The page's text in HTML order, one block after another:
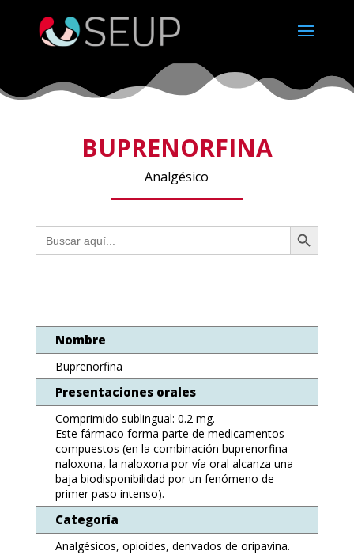
BUPRENORFINA
Analgésico
Buscar: Botón de búsqueda
Nombre
Buprenorfina
Presentaciones orales
Comprimido sublingual: 0.2 mg.
Este fármaco forma parte de medicamentos
compuestos (en la combinación buprenorfina-
naloxona, la naloxona por vía oral alcanza una
baja biodisponibilidad por un fenómeno de
primer paso intenso).
Categoría
Analgésicos, opioides, derivados de oripavina.